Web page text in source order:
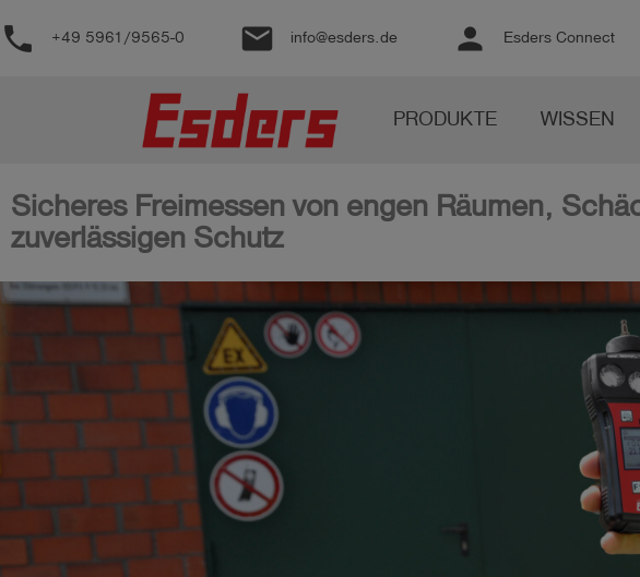
Über
uns
Karriere
Deutsch
account_circle Anmelden
phone +49 5961/9565-0 email info@esders.de person Esders Connect
PRODUKTE WISSEN
Sicheres Freimessen von engen Räumen,
zuverlässigen Schutz